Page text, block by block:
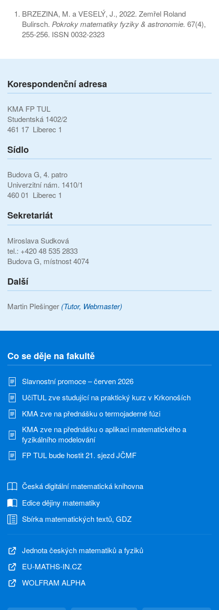
BRZEZINA, M. a VESELÝ, J., 2022. Zemřel Roland
Bulirsch. Pokroky matematiky fyziky & astronomie. 67(4),
255-256. ISSN 0032-2323
Korespondenční adresa
KMA FP TUL
Studentská 1402/2
461 17 Liberec 1
Sídlo
Budova G, 4. patro
Univerzitní nám. 1410/1
460 01 Liberec 1
Sekretariát
Miroslava Sudková
tel.: +420 48 535 2833
Budova G, místnost 4074
Další
Martin Plešinger (Tutor, Webmaster)
Co se děje na fakultě
Slavnostní promoce – červen 2026
UčiTUL zve studující na praktický kurz v Krkonoších
KMA zve na přednášku o termojaderné fúzi
KMA zve na přednášku o aplikaci matematického a
fyzikálního modelování
FP TUL bude hostit 21. sjezd JČMF
Česká digitální matematická knihovna
Edice dějiny matematiky
Sbírka matematických textů, GDZ
Jednota českých matematiků a fyziků
EU-MATHS-IN.CZ
WOLFRAM ALPHA